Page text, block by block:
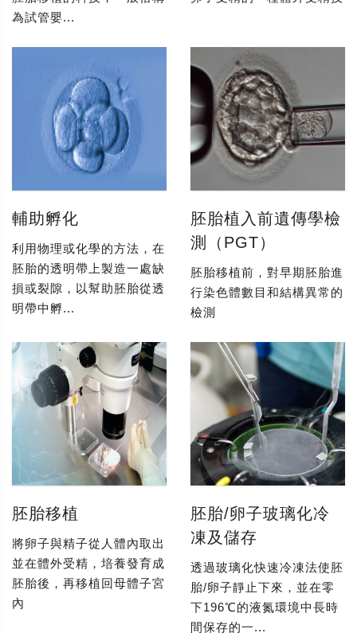
為試管嬰...
輔助孵化
利用物理或化學的方法，在
胚胎的透明帶上製造一處缺
損或裂隙，以幫助胚胎從透
明帶中孵...
胚胎植入前遺傳學檢
測（PGT）
胚胎移植前，對早期胚胎進
行染色體數目和結構異常的
檢測
胚胎移植
將卵子與精子從人體內取出
並在體外受精，培養發育成
胚胎後，再移植回母體子宮
內
胚胎/卵子玻璃化冷
凍及儲存
透過玻璃化快速冷凍法使胚
胎/卵子靜止下來，並在零
下196℃的液氮環境中長時
間保存的一...